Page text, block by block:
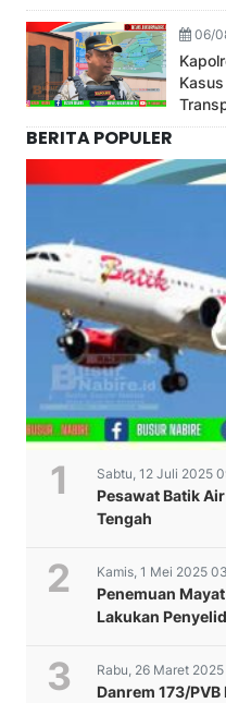
06/
BERITA POPULER
Sabtu, 12 Juli 2025
Pesawat Batik
Tengah
Kamis, 1 Mei 2025
Penemuan
Lakukan
Rabu, 26 Maret
Danrem 173/